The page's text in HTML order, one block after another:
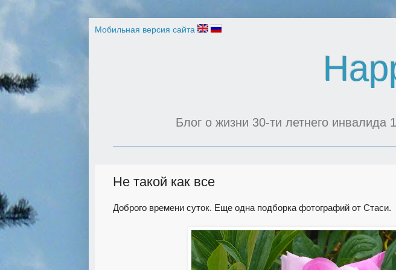
Мобильная версия сайта
Блог о жизни 30-ти летнего инвалида
Не такой как все
Доброго времени суток. Еще одна подборка фотографий от Стаси.